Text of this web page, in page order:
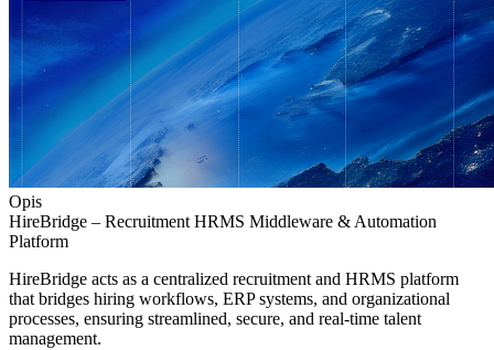
Opis
HireBridge – Recruitment HRMS Middleware & Automation
Platform
HireBridge acts as a centralized recruitment and HRMS platform
that bridges hiring workflows, ERP systems, and organizational
processes, ensuring streamlined, secure, and real-time talent
management.